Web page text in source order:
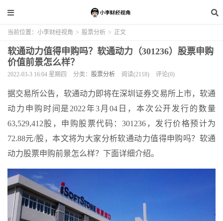
当前位置： 小李财经视角 > 股票分析 > 正文
软通动力值得申购吗？软通动力（301236）股票申购
价值前景怎么样？
2022-03-3 16:04 星期四 分类： 股票分析 阅读(2118) 评论(0)
据交易所公告，软通动力即将在深圳证券交易所上市，软通
动力申购时间是2022年3月04日，本次公开发行的数量
63,529,412股，申购股票代码：301236，发行价格预计为
72.88元/股，本文将为大家分析软通动力值得申购吗？软通
动力股票申购前景怎么样？下面详细介绍。